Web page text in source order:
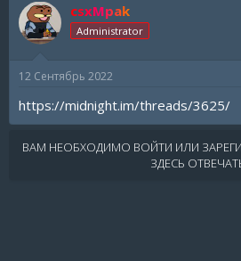
csxMpak
Administrator
12 Сентябрь 2022
https://midnight.im/threads/3625/
ВАМ НЕОБХОДИМО ВОЙТИ ИЛИ
ЗДЕСЬ